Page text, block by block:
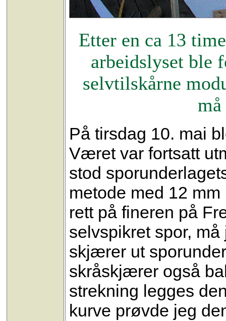
Etter en ca 13
arbeidslyset ble
selvtilskårne
På tirsdag 10. mai
Været var fortsatt
stod
metode med 12
rett på fineren på
selvspikret spor,
skjærer ut
skråskjærer også
strekning legges
kurve prøvde jeg